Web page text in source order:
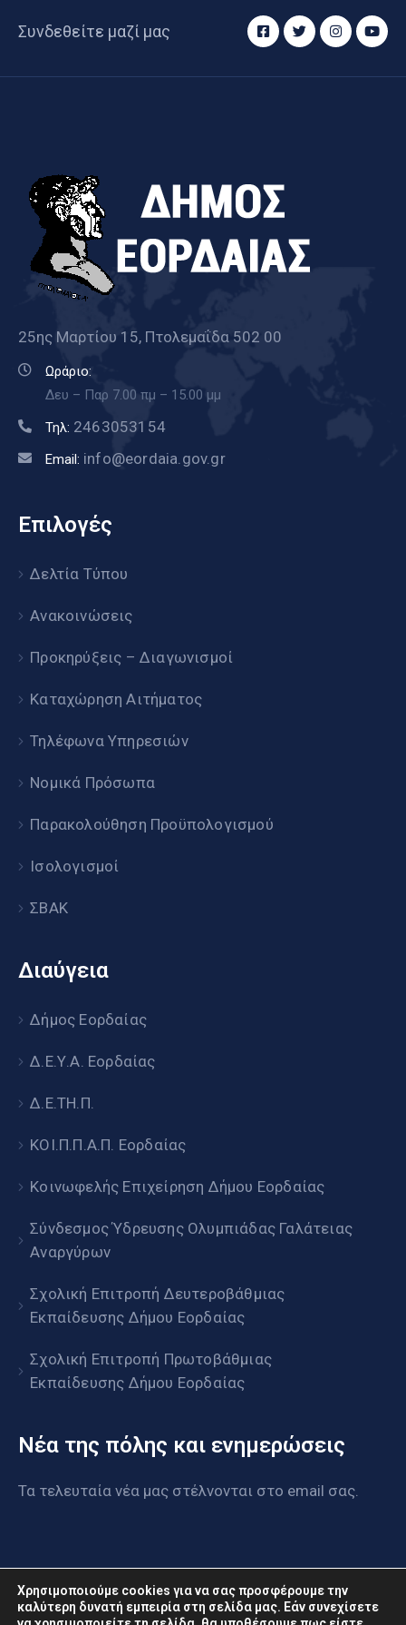
Συνδεθείτε μαζί μας
25ης Μαρτίου 15, Πτολεμαΐδα 502 00
Ωράριο:
Δευ – Παρ 7.00 πμ – 15.00 μμ
Τηλ: 2463053154
Email: info@eordaia.gov.gr
Επιλογές
Δελτία Τύπου
Ανακοινώσεις
Προκηρύξεις – Διαγωνισμοί
Καταχώρηση Αιτήματος
Τηλέφωνα Υπηρεσιών
Νομικά Πρόσωπα
Παρακολούθηση Προϋπολογισμού
Ισολογισμοί
ΣΒΑΚ
Διαύγεια
Δήμος Εορδαίας
Δ.Ε.Υ.Α. Εορδαίας
Δ.Ε.ΤΗ.Π.
ΚΟΙ.Π.Π.Α.Π. Εορδαίας
Κοινωφελής Επιχείρηση Δήμου Εορδαίας
Σύνδεσμος Ύδρευσης Ολυμπιάδας Γαλάτειας
Αναργύρων
Σχολική Επιτροπή Δευτεροβάθμιας
Εκπαίδευσης Δήμου Εορδαίας
Σχολική Επιτροπή Πρωτοβάθμιας
Εκπαίδευσης Δήμου Εορδαίας
Νέα της πόλης και ενημερώσεις
Τα τελευταία νέα μας στέλνονται στο email σας.
Χρησιμοποιούμε cookies για να σας προσφέρουμε την
καλύτερη δυνατή εμπειρία στη σελίδα μας. Εάν συνεχίσετε